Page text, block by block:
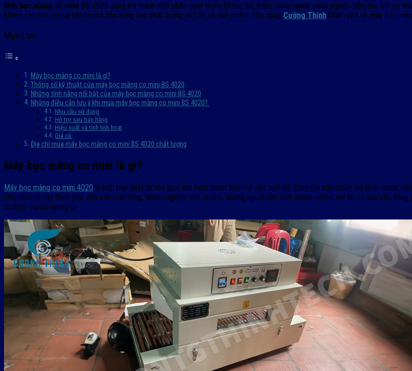
Máy bọc màng co mini BS 4020 đang trở thành một phần quan trọng không thể thiếu trong ngành công nghiệp hiện đại. Với sự
không chỉ đem lại sự tiện lợi mà còn nâng cao chất lượng và bảo vệ sản phẩm. Hãy cùng Cường Thịnh khám phá về máy bọc
Mục Lục
Máy bọc màng co mini là gì?
Thông số kỹ thuật của máy bọc màng co mini BS 4020
Những tính năng nổi bật của máy bọc màng co mini BS 4020
Những điều cần lưu ý khi mua máy bọc màng co mini BS 4020?
Nhu cầu sử dụng
Hỗ trợ sau bán hàng
Hiệu suất và tính linh hoạt
Giá cả
Địa chỉ mua máy bọc màng co mini BS 4020 chất lượng
Máy bọc màng co mini là gì?
Máy bọc màng co mini 4020 là một loại thiết bị nhỏ gọn, linh hoạt được thiết kế đặc biệt để đóng gói sản phẩm với kích thước
nhỏ, thiết bị này thích hợp cho các cửa hàng, doanh nghiệp vừa và nhỏ, những người làm kinh doanh online, nơi họ có nhu cầu
có kích thước tương tự.